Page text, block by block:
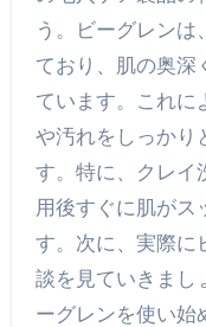
う。ビーグレンは
ており、肌の奥深
ています。これに
や汚れをしっかり
す。特に、クレイ
用後すぐに肌がス
す。次に、実際に
談を見ていきまし
ーグレンを使い始